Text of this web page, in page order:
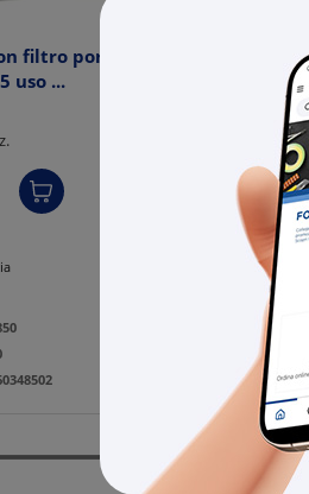
filtro portata 40
uso ...
€
-
Cod.
Cod.
Cod. EAN: